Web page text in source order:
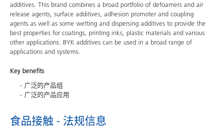
additives. This brand combines a broad portfolio of defoamers and air
release agents, surface additives, adhesion promoter and coupling
agents as well as some wetting and dispersing additives to provide the
best properties for coatings, printing inks, plastic materials and various
other applications. BYK additives can be used in a broad range of
applications and systems.
Key benefits
广泛的产品组
广泛的产品应用
食品接触 - 法规信息